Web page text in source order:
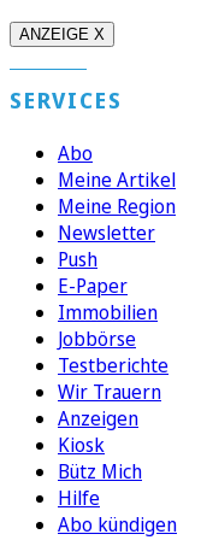
ANZEIGE X
SERVICES
Abo
Meine Artikel
Meine Region
Newsletter
Push
E-Paper
Immobilien
Jobbörse
Testberichte
Wir Trauern
Anzeigen
Kiosk
Bütz Mich
Hilfe
Abo kündigen